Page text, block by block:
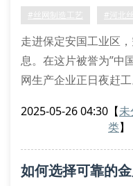
某食品加工厂曾因筛
#丝网制造工艺 #河北
走进保定安国工业区
息。在这片被誉为”中
网生产企业正日夜赶
公司技术总监王建军给
普通铁丝网在潮湿环
2025-05-26 04:30 【未
类】
如何选择可靠的